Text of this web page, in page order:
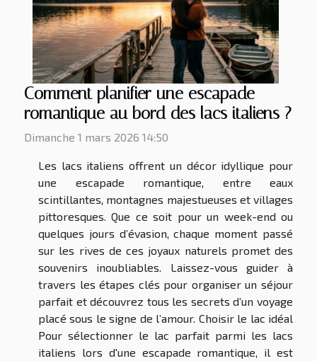
Comment planifier une escapade
romantique au bord des lacs italiens ?
Dimanche 1 mars 2026 14:50
Les lacs italiens offrent un décor idyllique pour
une escapade romantique, entre eaux
scintillantes, montagnes majestueuses et villages
pittoresques. Que ce soit pour un week-end ou
quelques jours d’évasion, chaque moment passé
sur les rives de ces joyaux naturels promet des
souvenirs inoubliables. Laissez-vous guider à
travers les étapes clés pour organiser un séjour
parfait et découvrez tous les secrets d’un voyage
placé sous le signe de l’amour. Choisir le lac idéal
Pour sélectionner le lac parfait parmi les lacs
italiens lors d'une escapade romantique, il est